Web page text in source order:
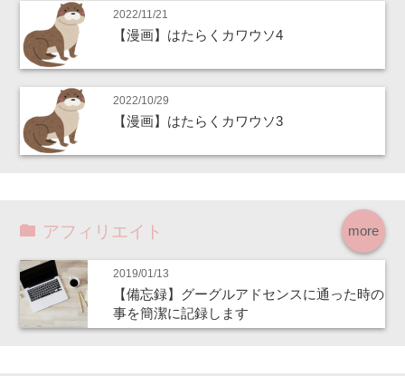
2022/11/21
【漫画】はたらくカワウソ4
2022/10/29
【漫画】はたらくカワウソ3
more
アフィリエイト
2019/01/13
【備忘録】グーグルアドセンスに通った時の
事を簡潔に記録します